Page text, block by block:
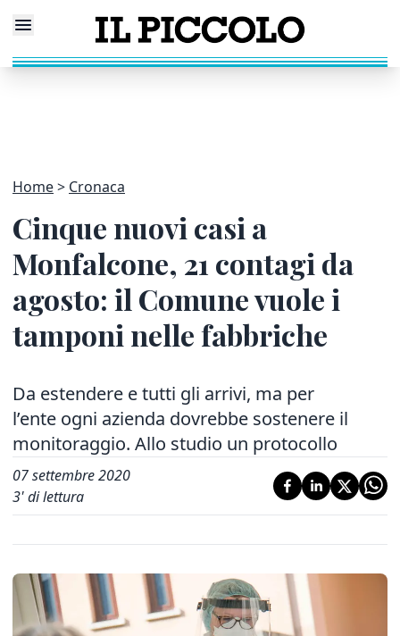
Home Cronaca
Cinque nuovi casi a
Monfalcone, 21 contagi da
agosto: il Comune vuole i
tamponi nelle fabbriche
Da estendere e tutti gli arrivi, ma per
l’ente ogni azienda dovrebbe sostenere il
monitoraggio. Allo studio un protocollo
07 settembre 2020
3' di lettura